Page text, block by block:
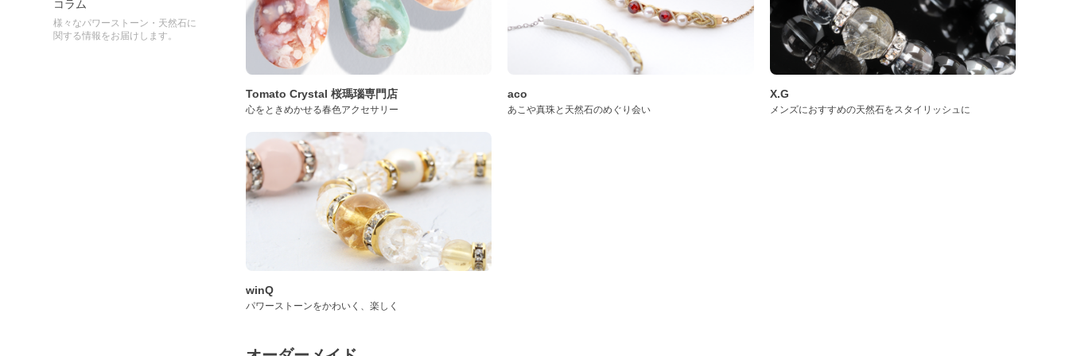
コラム
様々なパワーストーン・天然石に
関する情報をお届けします。
Tomato Crystal 桜瑪瑙専門店
心をときめかせる春色アクセサリー
aco
あこや真珠と天然石のめぐり会い
X.G
メンズにおすすめの天然石をスタイリッシュに
winQ
パワーストーンをかわいく、楽しく